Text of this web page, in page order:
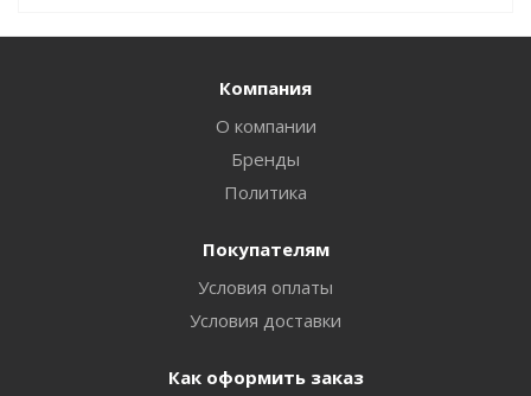
Компания
О компании
Бренды
Политика
Покупателям
Условия оплаты
Условия доставки
Как оформить заказ